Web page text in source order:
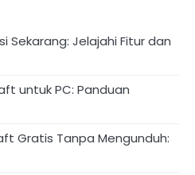
Sekarang: Jelajahi Fitur dan
untuk PC: Panduan
Gratis Tanpa Mengunduh: